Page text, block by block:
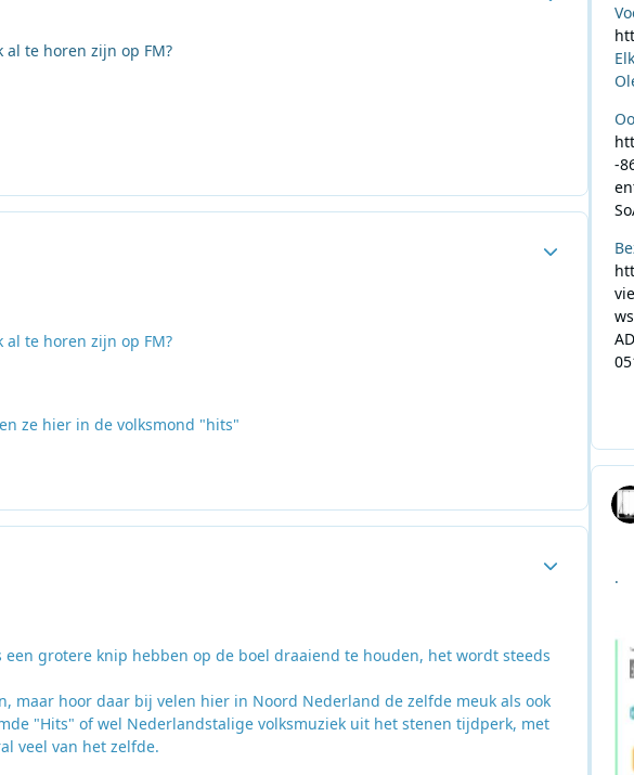
te horen zijn op FM?
Author stats
te horen zijn op FM?
ze hier in de volksmond "hits"
grotere knip hebben op de boel draaiend te houden, het wordt steeds
maar hoor daar bij velen hier in Noord Nederland de zelfde meuk als ook
"Hits" of wel Nederlandstalige volksmuziek uit het stenen tijdperk, met
veel van het zelfde.
-
.